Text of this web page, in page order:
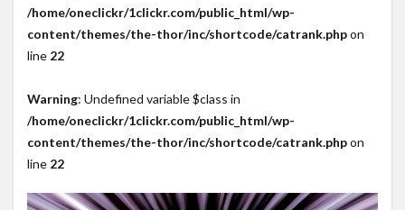
/home/oneclickr/1clickr.com/public_html/wp-
content/themes/the-thor/inc/shortcode/catrank.phpon
line 22
Warning: Undefined variable $class in
/home/oneclickr/1clickr.com/public_html/wp-
content/themes/the-thor/inc/shortcode/catrank.phpon
line 22